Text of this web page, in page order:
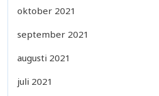
oktober 2021
september 2021
augusti 2021
juli 2021